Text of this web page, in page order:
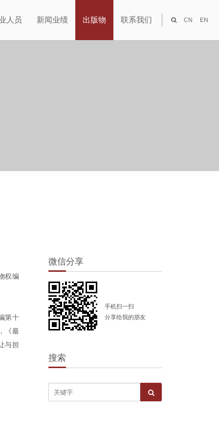
人员 新闻业绩 出版物 联系我们 CN EN
权编
第十
《最
与担
微信分享
手机扫一扫
分享给我的朋友
搜索